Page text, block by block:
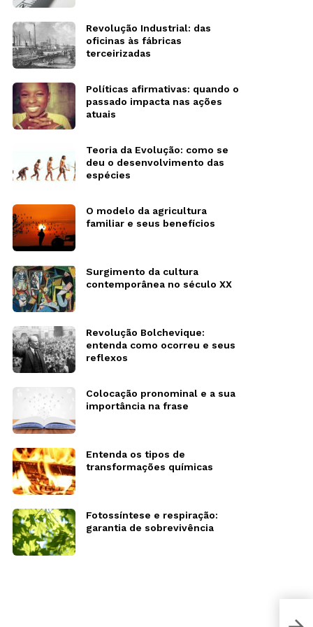
Revolução Industrial: das
oficinas às fábricas
terceirizadas
Políticas afirmativas: quando o
passado impacta nas ações
atuais
Teoria da Evolução: como se
deu o desenvolvimento das
espécies
O modelo da agricultura
familiar e seus benefícios
Surgimento da cultura
contemporânea no século XX
Revolução Bolchevique:
entenda como ocorreu e seus
reflexos
Colocação pronominal e a sua
importância na frase
Entenda os tipos de
transformações químicas
Fotossíntese e respiração:
garantia de sobrevivência